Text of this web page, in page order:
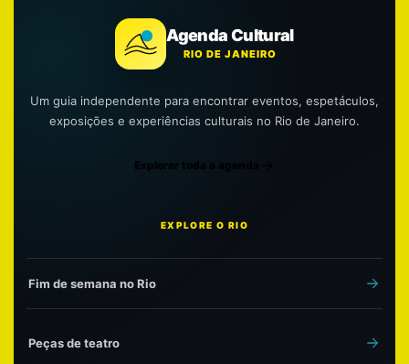
Agenda Cultural
RIO DE JANEIRO
Um guia independente para encontrar eventos, espetáculos,
exposições e experiências culturais no Rio de Janeiro.
Explorar toda a agenda
EXPLORE O RIO
Fim de semana no Rio
Peças de teatro